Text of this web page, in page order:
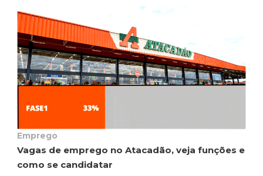
Emprego
Vagas de emprego no Atacadão, veja funções e
como se candidatar